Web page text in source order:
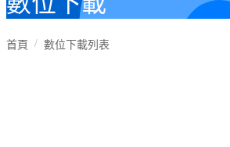
首頁 數位下載列表